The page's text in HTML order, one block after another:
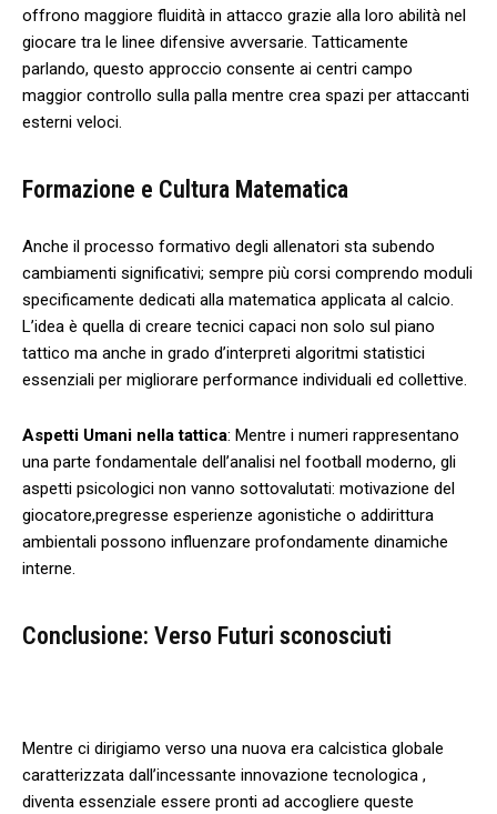
‍offrono maggiore fluidità in attacco grazie alla loro abilità nel
giocare tra le linee difensive avversarie. Tatticamente
parlando, questo approccio consente ai ‍centri campo
maggior controllo ⁣sulla palla mentre ⁣crea spazi per attaccanti
esterni veloci.
Formazione e Cultura Matematica
Anche il processo formativo degli allenatori sta subendo
cambiamenti significativi; sempre più corsi comprendo moduli
specificamente dedicati alla⁣ matematica applicata al calcio.
L’idea è⁣ quella di creare tecnici capaci non solo sul piano
tattico ma ⁢anche‌ in⁤ grado d’interpreti algoritmi statistici
essenziali per migliorare performance individuali ed collettive.
Aspetti Umani ‍nella tattica: Mentre i‌ numeri rappresentano
una parte fondamentale dell’analisi nel‍ football moderno, gli
aspetti⁣ psicologici non ⁣vanno sottovalutati: motivazione del
giocatore,pregresse esperienze agonistiche o addirittura
ambientali possono influenzare profondamente dinamiche
⁤interne.
Conclusione: Verso Futuri sconosciuti
Mentre ⁣ci dirigiamo verso una nuova era calcistica globale
caratterizzata dall’incessante innovazione⁤ tecnologica ,
diventa essenziale essere pronti ad accogliere queste